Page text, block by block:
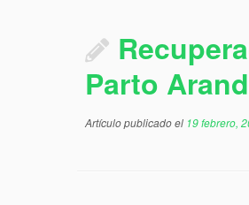
Parto
Artículo publicado el 19 febrero,